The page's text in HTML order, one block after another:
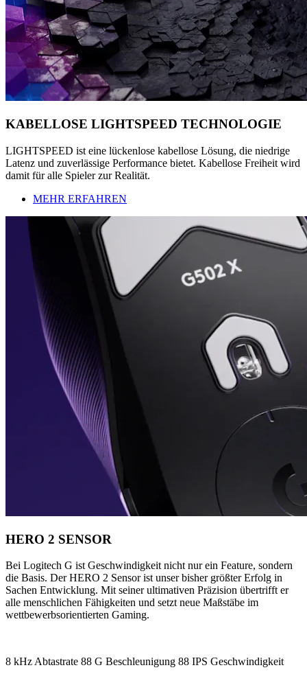
KABELLOSE LIGHTSPEED TECHNOLOGIE
LIGHTSPEED ist eine lückenlose kabellose Lösung, die niedrige
Latenz und zuverlässige Performance bietet. Kabellose Freiheit wird
damit für alle Spieler zur Realität.
MEHR ERFAHREN
HERO 2 SENSOR
Bei Logitech G ist Geschwindigkeit nicht nur ein Feature, sondern
die Basis. Der HERO 2 Sensor ist unser bisher größter Erfolg in
Sachen Entwicklung. Mit seiner ultimativen Präzision übertrifft er
alle menschlichen Fähigkeiten und setzt neue Maßstäbe im
wettbewerbsorientierten Gaming.
8 kHz Abtastrate 88 G Beschleunigung 88 IPS Geschwindigkeit